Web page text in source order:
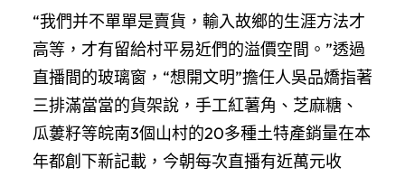
“我們并不單單是賣貨，輸入故鄉的生涯方法才
高等，才有留給村平易近們的溢價空間。”透過
直播間的玻璃窗，“想開文明”擔任人吳品嬌指著
三排滿當當的貨架說，手工紅薯角、芝麻糖、
瓜蔞籽等皖南3個山村的20多種土特產銷量在本
年都創下新記載，今朝每次直播有近萬元收